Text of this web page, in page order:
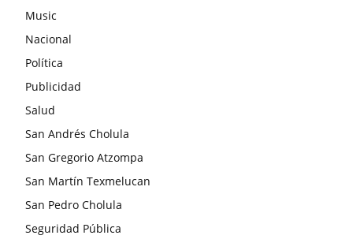
Music
Nacional
Política
Publicidad
Salud
San Andrés Cholula
San Gregorio Atzompa
San Martín Texmelucan
San Pedro Cholula
Seguridad Pública